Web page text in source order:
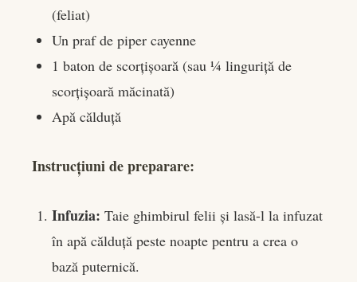
(feliat)
Un praf de piper cayenne
1 baton de scorțișoară (sau ¼ linguriță de
scorțișoară măcinată)
Apă călduță
Instrucțiuni de preparare:
Infuzia: Taie ghimbirul felii și lasă-l la infuzat
în apă călduță peste noapte pentru a crea o
bază puternică.